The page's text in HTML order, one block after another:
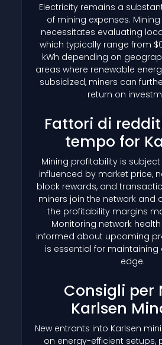
Electricity remains a
of mining expenses. Mining
necessitates evaluating
which typically range from
kWh depending on
areas where renewable
subsidized, miners can
return on
Fattori di
tempo for
Mining profitability is
influenced by market price,
block rewards, and
miners join the network and
the profitability margins
Monitoring network
informed about upcoming
is essential for
edge.
Consigli per
Karlsen
New entrants into Karlsen
on energy-efficient setups,